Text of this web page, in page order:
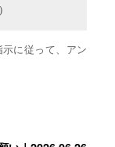
に従って、アン